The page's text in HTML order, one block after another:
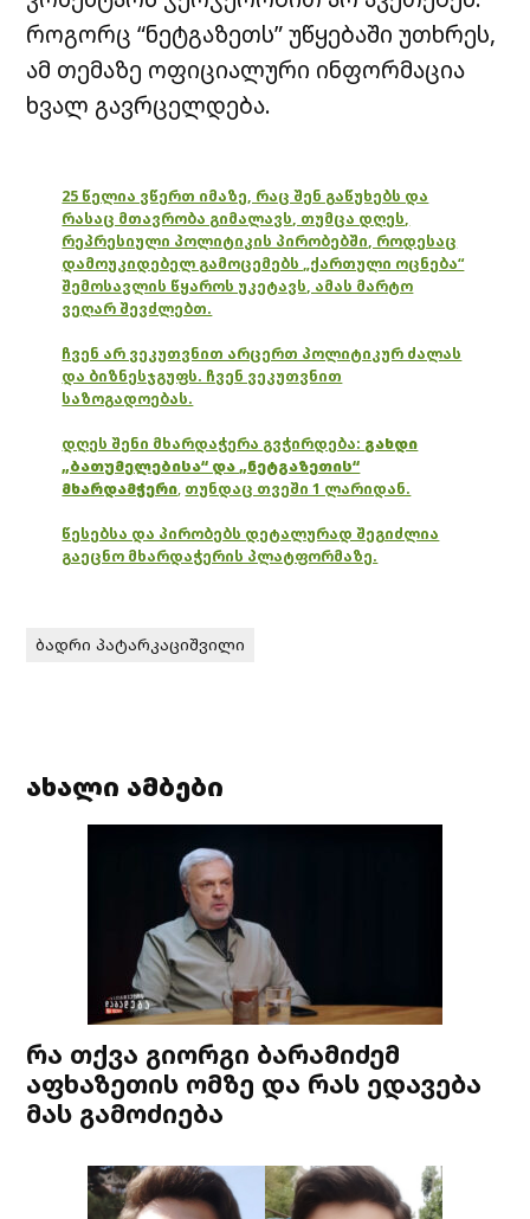
როგორც “ნეტგაზეთს” უწყებაში უთხრეს,
ამ თემაზე ოფიციალური ინფორმაცია
ხვალ გავრცელდება.
25 წელია ვწერთ იმაზე, რაც შენ გაწუხებს და
რასაც მთავრობა გიმალავს, თუმცა დღეს,
რეპრესიული პოლიტიკის პირობებში, როდესაც
დამოუკიდებელ გამოცემებს „ქართული ოცნება“
შემოსავლის წყაროს უკეტავს, ამას მარტო
ვეღარ შევძლებთ.
ჩვენ არ ვეკუთვნით არცერთ პოლიტიკურ ძალას
და ბიზნესჯგუფს. ჩვენ ვეკუთვნით
საზოგადოებას.
დღეს შენი მხარდაჭერა გვჭირდება: გახდი
„ბათუმელებისა“ და „ნეტგაზეთის“
მხარდამჭერი, თუნდაც თვეში 1 ლარიდან.
წესებსა და პირობებს დეტალურად შეგიძლია
გაეცნო მხარდაჭერის პლატფორმაზე.
ბადრი პატარკაციშვილი
ახალი ამბები
რა თქვა გიორგი ბარამიძემ
აფხაზეთის ომზე და რას ედავება
მას გამოძიება